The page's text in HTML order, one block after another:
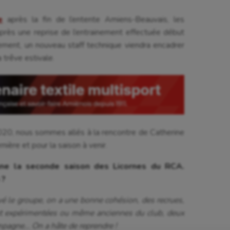
Longue paume
Moto
après la fin de l’entente Amiens-Beauvais, les
une reprise de l’entrainement effectuée début
un nouveau staff technique viendra encadrer
trêve estivale.
nous sommes allés à la rencontre de Catherine
et pour la saison à venir.
la seconde saison des Licornes du RCA.
le groupe, on a une bonne cohésion, des recrues,
expérimentées ou même anciennes du club, deux
On a hâte de reprendre !